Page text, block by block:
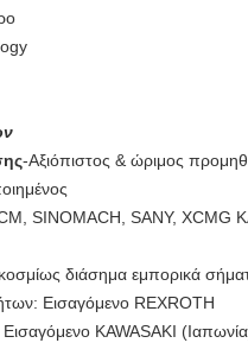
-Αξιόπιστος & ώριμος
SINOMACH, SANY, XCMG
διάσημα εμπορικά
Εισαγόμενο REXROTH
Εισαγόμενο KAWASAKI